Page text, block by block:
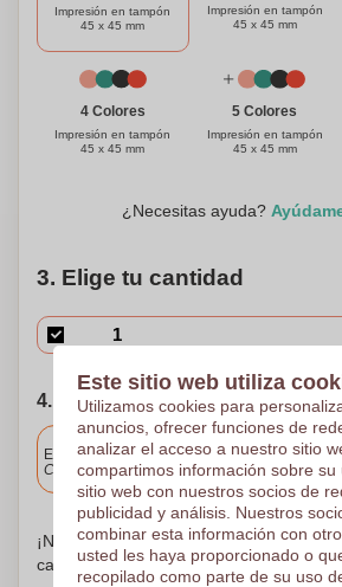
Impresión en tampón
45 x 45 mm
Impresión en tampón
45 x 45 mm
4 Colores
Impresión en tampón
45 x 45 mm
5 Colores
Impresión en tampón
45 x 45 mm
¿Necesitas ayuda?
3. Elige tu cantidad
4. Elija su fecha de envío
Entrega estándar
Cargue y apruebe sus archivos antes de las
¡No te preocupes! Simplemente suba
canasta de compras
Este sitio web utiliza
Utilizamos cookies para
anuncios, ofrecer funciones de
analizar el acceso a nuestro sitio
compartimos información sobre su
sitio web con nuestros socios de
publicidad y análisis. Nuestros
combinar esta información con
usted les haya proporcionado o
recopilado como parte de su uso